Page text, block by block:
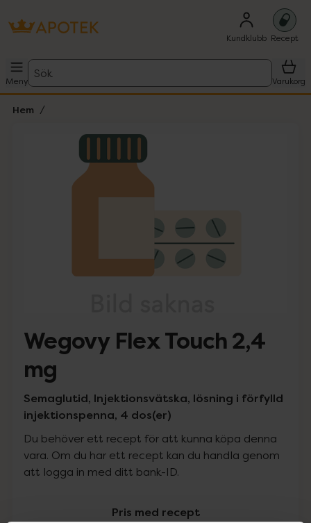
Kundklubb Recept
Meny
Sök
Varukorg
Hem
Lista: . Innehåller 1 objekt.
Wegovy Flex Touch 2,4
mg
Semaglutid, Injektionsvätska, lösning i förfylld
injektionspenna, 4 dos(er)
Du behöver ett recept för att kunna köpa denna
vara. Om du har ett recept kan du handla genom
att logga in med ditt bank-ID.
Pris med recept